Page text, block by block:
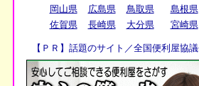
岡山県
広島県 鳥取県 島根県
佐賀県
長崎県 大分県 宮崎県